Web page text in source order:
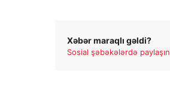
Xəbər maraqlı gəldi?
Sosial şəbəkələrdə paylaşın